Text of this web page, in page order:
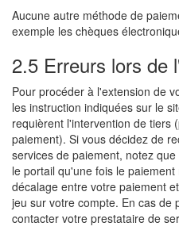
Aucune autre méthode de
exemple les chèques
2.5 Erreurs lors de
Pour procéder à l'extension de
les instruction indiquées sur le
requièrent l'intervention de tiers
paiement). Si vous décidez de
services de paiement, notez
le portail qu'une fois le
décalage entre votre paiement
jeu sur votre compte. En cas de
contacter votre prestataire de